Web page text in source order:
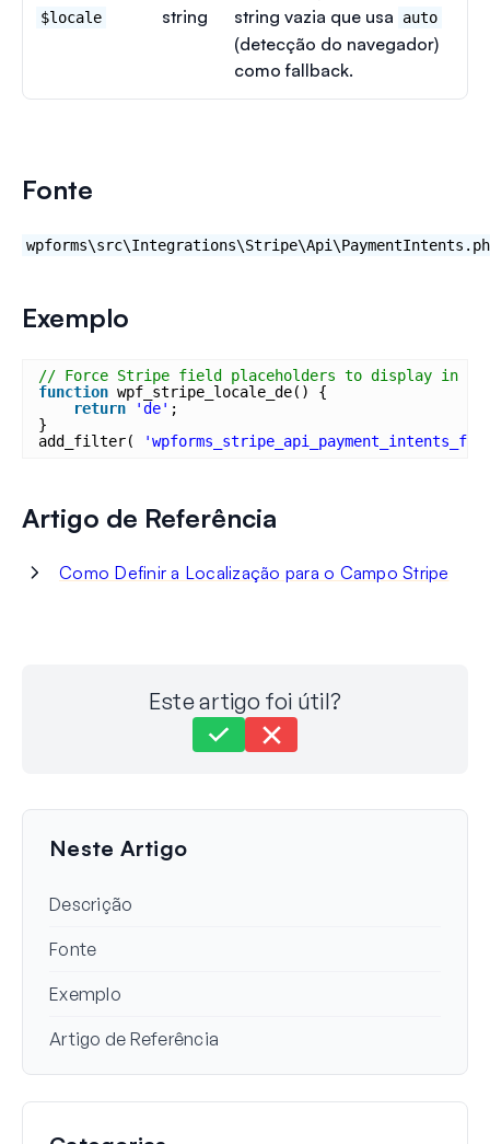
$locale string
string vazia que usa
auto
(detecção do navegador)
como fallback.
Fonte
Exemplo
// Force Stripe field placeholders to display in
function wpf_stripe_locale_de() {
return
'de' ;
}
add_filter(
Artigo de Referência
Como Definir a Localização para o Campo Stripe
Este artigo foi útil?
Última Atualização em 30 de Setembro de 2025
Neste Artigo
Descrição
Fonte
Exemplo
Artigo de Referência